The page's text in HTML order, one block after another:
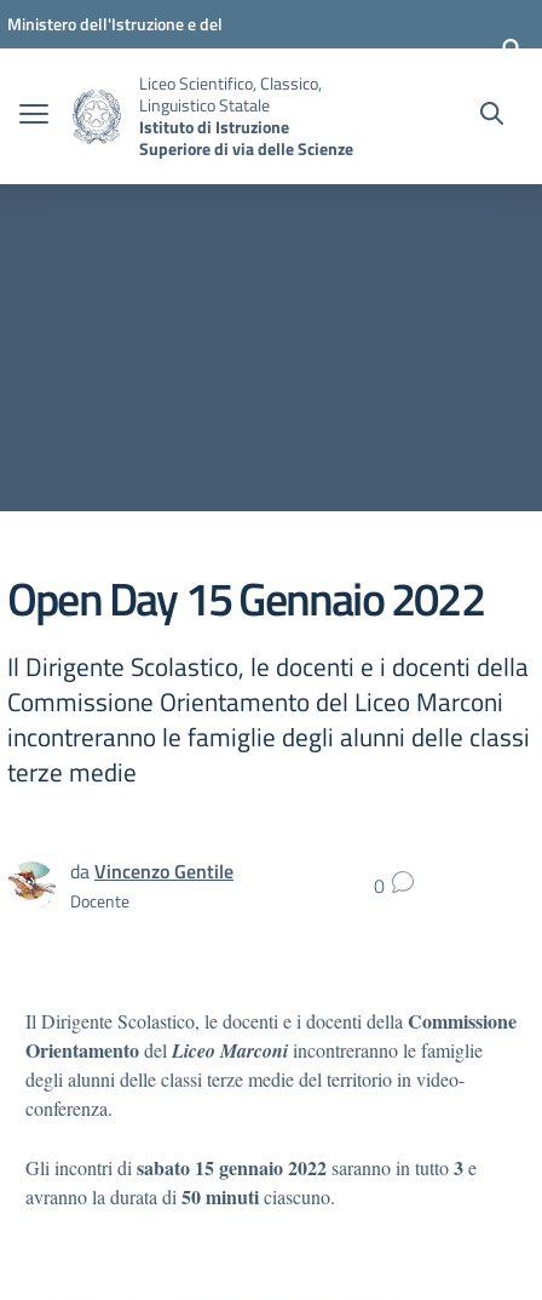
Vai ai contenuti
Vai al menu di navigazione
Vai al footer
Ministero dell'Istruzione e del
Liceo Scientifico, Classico,
Linguistico Statale
Istituto di Istruzione
Superiore di via delle Scienze
Open Day 15 Gennaio 2022
Il Dirigente Scolastico, le docenti e i docenti della
Commissione Orientamento del Liceo Marconi
incontreranno le famiglie degli alunni delle classi
terze medie
daVincenzo Gentile
Docente 0
Il Dirigente Scolastico, le docenti e i docenti della Commissione
Orientamentodel Liceo Marconiincontreranno le famiglie
degli alunni delle classi terze medie del territorio in video-
conferenza.
Gli incontri di sabato 15 gennaio 2022saranno in tutto3e
avranno la durata di 50 minuticiascuno.